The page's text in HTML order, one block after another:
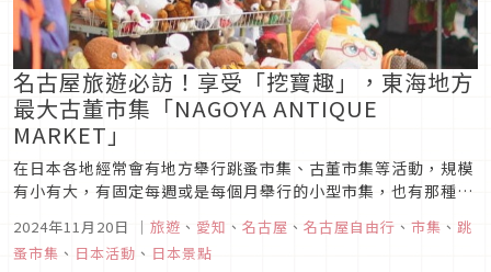
名古屋旅遊必訪！享受「挖寶趣」，東海地方
最大古董市集「NAGOYA ANTIQUE
MARKET」
在日本各地經常會有地方舉行跳蚤市集、古董市集等活動，規模
有小有大，有固定每週或是每個月舉行的小型市集，也有那種召
集了幾百個攤位、每年只舉辦兩次的大型活動，比方說「東京蚤
之市」，而本次文章所要介紹的則是開辦於名古屋的大型市集活
動「NAGOYA ANTIQUE MARKET」，也可算得上是數一數二
2024年11月20日 ｜ 旅遊 、 愛知 、 名古屋 、 名古屋自由行 、 市集 、 跳
蚤市集 、 日本活動 、 日本景點